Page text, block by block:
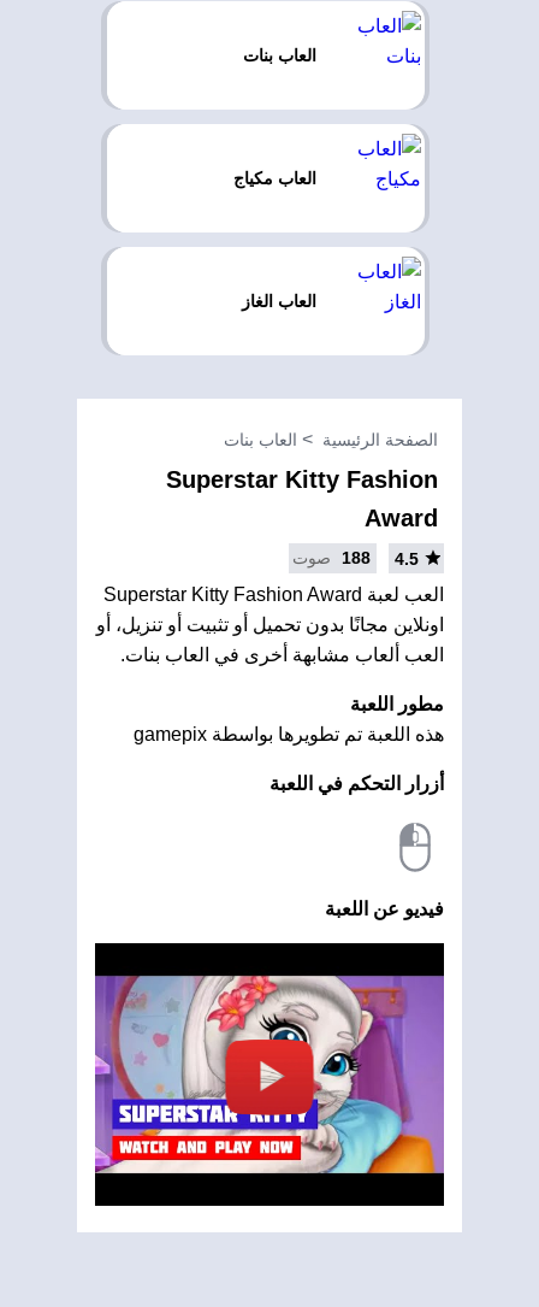
العاب بنات
العاب مكياج
العاب الغاز
الصفحة الرئيسية العاب بنات
Superstar Kitty Fashion
Award
4.5
188 صوت
العب لعبة Superstar Kitty Fashion Award
اونلاين مجانًا بدون تحميل أو تثبيت أو تنزيل، أو
العب ألعاب مشابهة أخرى في العاب بنات.
مطور اللعبة
هذه اللعبة تم تطويرها بواسطة gamepix
أزرار التحكم في اللعبة
فيديو عن اللعبة